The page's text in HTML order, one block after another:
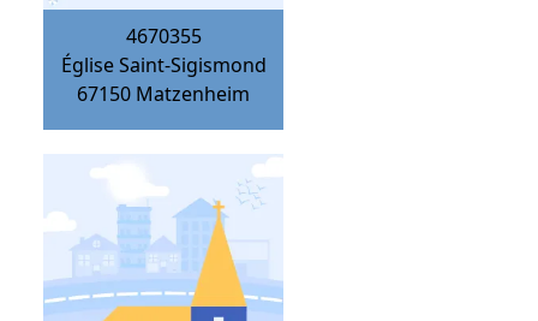
4670355
Église Saint-Sigismond
67150 Matzenheim